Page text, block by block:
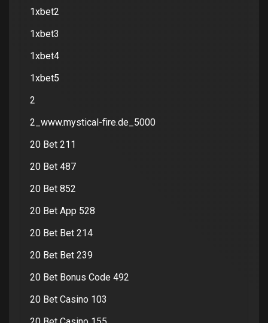
1xbet2
1xbet3
1xbet4
1xbet5
2
2_www.mystical-fire.de_5000
20 Bet 211
20 Bet 487
20 Bet 852
20 Bet App 528
20 Bet Bet 214
20 Bet Bet 239
20 Bet Bonus Code 492
20 Bet Casino 103